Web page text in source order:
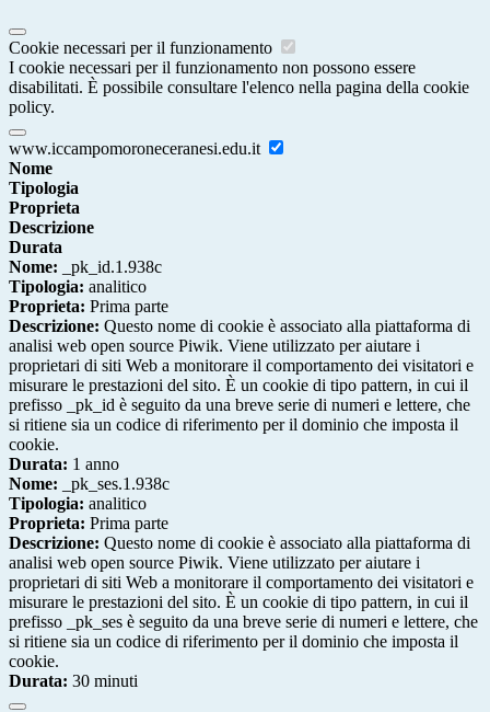
Cookie necessari per il funzionamento
I cookie necessari per il funzionamento non possono essere
disabilitati. È possibile consultare l'elenco nella pagina della cookie
policy.
www.iccampomoroneceranesi.edu.it
Nome
Tipologia
Proprieta
Descrizione
Durata
Nome: _pk_id.1.938c
Tipologia: analitico
Proprieta: Prima parte
Descrizione: Questo nome di cookie è associato alla piattaforma di
analisi web open source Piwik. Viene utilizzato per aiutare i
proprietari di siti Web a monitorare il comportamento dei visitatori e
misurare le prestazioni del sito. È un cookie di tipo pattern, in cui il
prefisso _pk_id è seguito da una breve serie di numeri e lettere, che
si ritiene sia un codice di riferimento per il dominio che imposta il
cookie.
Durata: 1 anno
Nome: _pk_ses.1.938c
Tipologia: analitico
Proprieta: Prima parte
Descrizione: Questo nome di cookie è associato alla piattaforma di
analisi web open source Piwik. Viene utilizzato per aiutare i
proprietari di siti Web a monitorare il comportamento dei visitatori e
misurare le prestazioni del sito. È un cookie di tipo pattern, in cui il
prefisso _pk_ses è seguito da una breve serie di numeri e lettere, che
si ritiene sia un codice di riferimento per il dominio che imposta il
cookie.
Durata: 30 minuti